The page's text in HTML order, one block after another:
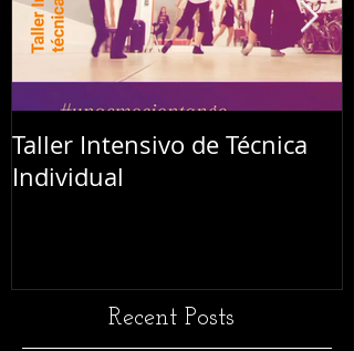
Taller Intensivo de Técnica
Individual
Recent Posts